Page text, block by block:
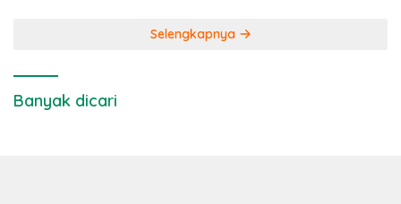
Selengkapnya
Banyak dicari